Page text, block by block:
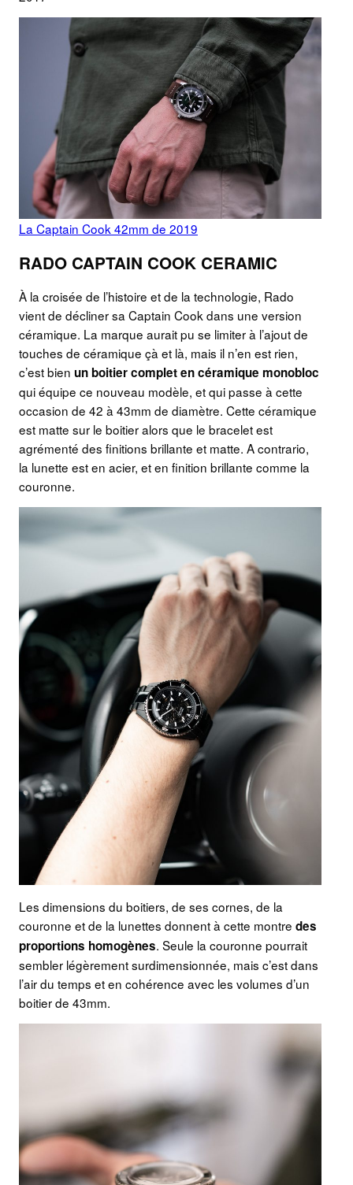
La Captain Cook 42mm de 2019
RADO CAPTAIN COOK CERAMIC
À la croisée de l’histoire et de la technologie, Rado
vient de décliner sa Captain Cook dans une version
céramique. La marque aurait pu se limiter à l’ajout de
touches de céramique çà et là, mais il n’en est rien,
c’est bien un boitier complet en céramique monobloc
qui équipe ce nouveau modèle, et qui passe à cette
occasion de 42 à 43mm de diamètre. Cette céramique
est matte sur le boitier alors que le bracelet est
agrémenté des finitions brillante et matte. A contrario,
la lunette est en acier, et en finition brillante comme la
couronne.
Les dimensions du boitiers, de ses cornes, de la
couronne et de la lunettes donnent à cette montre des
proportions homogènes. Seule la couronne pourrait
sembler légèrement surdimensionnée, mais c’est dans
l’air du temps et en cohérence avec les volumes d’un
boitier de 43mm.